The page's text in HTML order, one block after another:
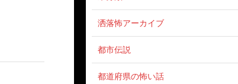
洒落怖アーカイブ
都市伝説
都道府県の怖い話